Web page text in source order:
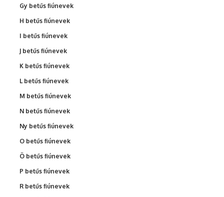
Gy betűs fiúnevek
H betűs fiúnevek
I betűs fiúnevek
J betűs fiúnevek
K betűs fiúnevek
L betűs fiúnevek
M betűs fiúnevek
N betűs fiúnevek
Ny betűs fiúnevek
O betűs fiúnevek
Ö betűs fiúnevek
P betűs fiúnevek
R betűs fiúnevek